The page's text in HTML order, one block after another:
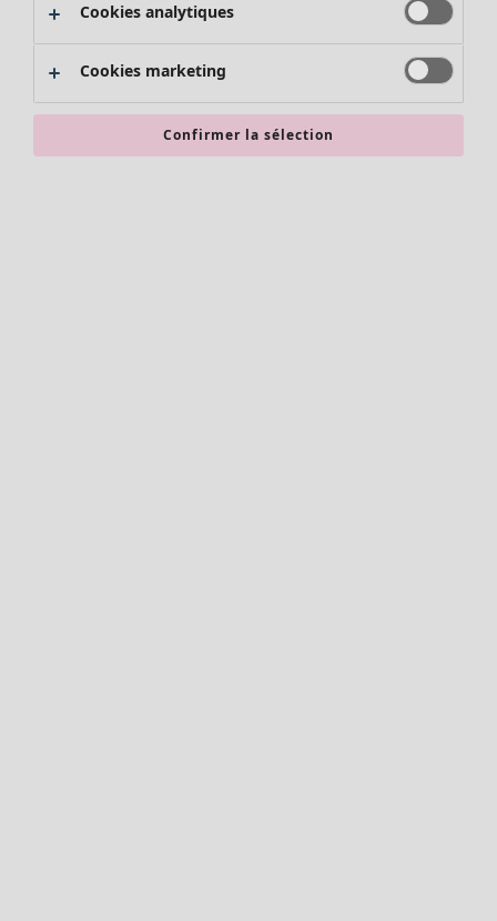
Promos SOLDES
Les promos de Gudrun Sjödén
Nouvel arrivage
Bonnes affaires en soldes - jusqu'à -70
Cookies analytiques
Cookies marketing
Confirmer la sélection